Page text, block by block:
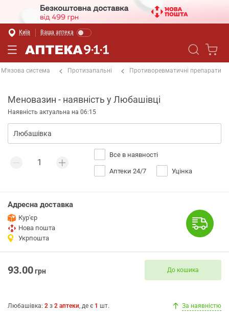
Київ Ваша аптека
М'язова система Протизапальні Противоревматичні препарати
Меновазин - наявність у Любашівці
Наявність актуальна на 06:15
Все в наявності
Аптеки 24/7 Уцінка
Адресна доставка
Кур'єр
Нова пошта
Укрпошта
93.00грн До кошика
Любашівка: 2 з 2 аптеки, де є 1 шт. За наявністю